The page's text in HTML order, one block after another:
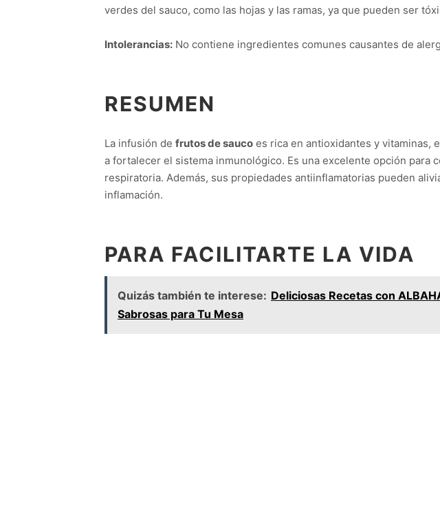
verdes del sauco, como las hojas y las ramas, ya que pueden ser
Intolerancias: No contiene ingredientes comunes causantes de
RESUMEN
La infusión de frutos de sauco es rica en antioxidantes y vitaminas,
a fortalecer el sistema inmunológico. Es una excelente opción para
respiratoria. Además, sus propiedades antiinflamatorias pueden
inflamación.
PARA FACILITARTE LA VIDA
Quizás también te interese: Deliciosas Recetas con
Sabrosas para Tu Mesa